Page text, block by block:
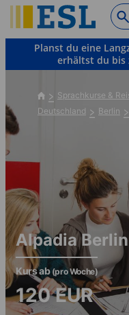
to
main
contentPlanst du eine
erhältst du bis
Sprachkurse &
Deutschland
Berlin
Alpadia Berlin
Kurs ab (pro Woche)
120EUR